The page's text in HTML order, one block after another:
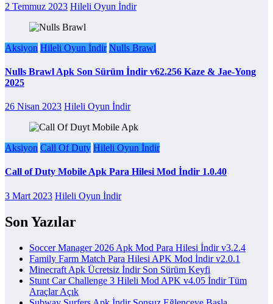
2 Temmuz 2023 Hileli Oyun İndir
Aksiyon Hileli Oyun İndir Nulls Brawl
Nulls Brawl Apk Son Sürüm İndir v62.256 Kaze & Jae-Yong
2025
26 Nisan 2023 Hileli Oyun İndir
Aksiyon Call Of Duty Hileli Oyun İndir
Call of Duty Mobile Apk Para Hilesi Mod İndir 1.0.40
3 Mart 2023 Hileli Oyun İndir
Son Yazılar
Soccer Manager 2026 Apk Mod Para Hilesi İndir v3.2.4
Family Farm Match Para Hilesi APK Mod İndir v2.0.1
Minecraft Apk Ücretsiz İndir Son Sürüm Keyfi
Stunt Car Challenge 3 Hileli Mod APK v4.05 İndir Tüm
Araçlar Açık